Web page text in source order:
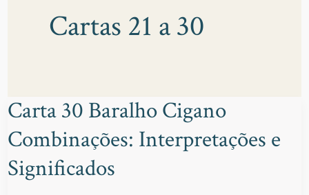
Cartas 21 a 30
Carta 30 Baralho Cigano
Combinações: Interpretações e
Significados
CARTA
30
BARALHO
CIGANO